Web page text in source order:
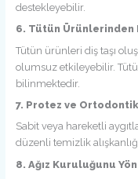
destekleyebilir.
6. Tütün Ürünlerinden
Tütün ürünleri diş taşı
olumsuz etkileyebilir.
bilinmektedir.
7. Protez ve
Sabit veya hareketli
düzenli temizlik
8. Ağız Kuruluğunu